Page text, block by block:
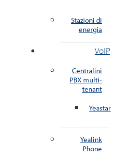
Stazioni di
energia
VoIP
Centralini
PBX multi-
tenant
Yeastar
Yealink
Phone